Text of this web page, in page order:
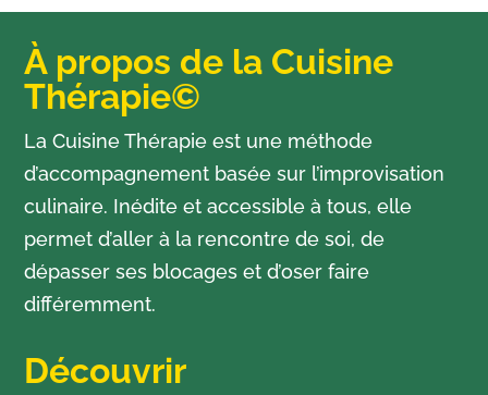
À propos de la Cuisine
Thérapie©
La Cuisine Thérapie est une méthode
d’accompagnement basée sur l’improvisation
culinaire. Inédite et accessible à tous, elle
permet d’aller à la rencontre de soi, de
dépasser ses blocages et d’oser faire
différemment.
Découvrir